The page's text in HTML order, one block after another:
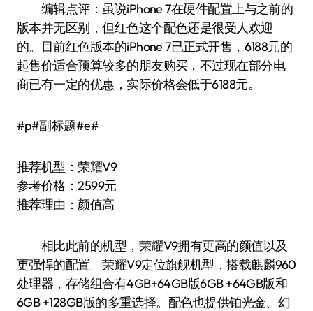
编辑点评：虽说iPhone 7在硬件配置上与之前的
版本并无区别，但红色这个配色还是很受人欢迎
的。目前红色版本的iPhone 7已正式开售，6188元的
起售价适合预算较多的朋友购买，不过现在部分电
商已有一定的优惠，实际价格会低于6188元。
#p#副标题#e#
推荐机型：荣耀V9
参考价格：2599元
推荐理由：颜值高
相比此前的机型，荣耀V9拥有更高的颜值以及
更强悍的配置。荣耀V9定位旗舰机型，搭载麒麟960
处理器，存储组合有4GB+64GB版6GB +64GB版和
6GB +128GB版的多重选择。配色也提供铂光金、幻